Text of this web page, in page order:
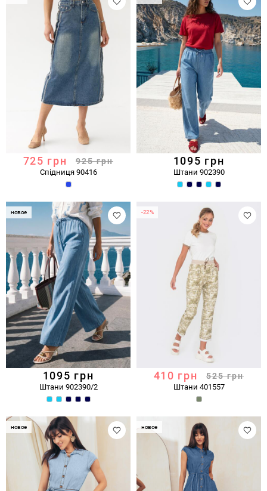
725 грн 925 грн
Спідниця 90416
1095 грн
Штани 902390
новое
1095 грн
Штани 902390/2
-22%
410 грн 525 грн
Штани 401557
новое новое